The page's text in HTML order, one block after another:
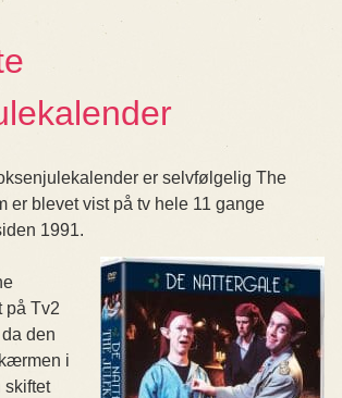
er selvfølgelig The
er blevet vist på tv hele 11 gange
1991.
på Tv2
den
i
skiftet